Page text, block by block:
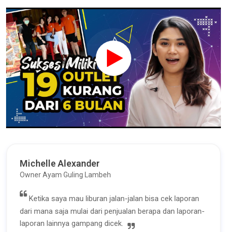
Michelle Alexander
Owner Ayam Guling Lambeh
Ketika saya mau liburan jalan-jalan bisa cek laporan
dari mana saja mulai dari penjualan berapa dan laporan-
laporan lainnya gampang dicek.